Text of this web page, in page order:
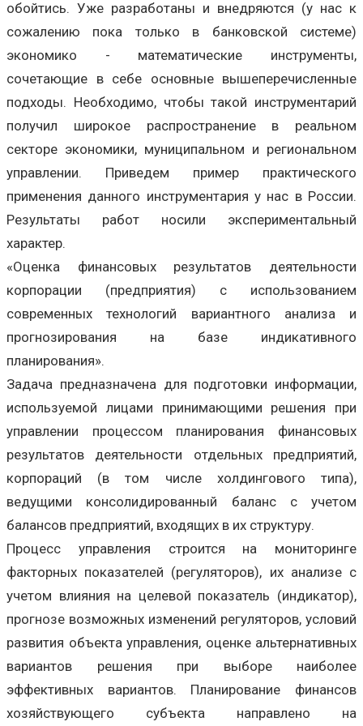
обойтись. Уже разработаны и внедряются (у нас к
сожалению пока только в банковской системе)
экономико - математические инструменты,
сочетающие в себе основные вышеперечисленные
подходы. Необходимо, чтобы такой инструментарий
получил широкое распространение в реальном
секторе экономики, муниципальном и региональном
управлении. Приведем пример практического
применения данного инструментария у нас в России.
Результаты работ носили экспериментальный
характер.
«Оценка финансовых результатов деятельности
корпорации (предприятия) с использованием
современных технологий вариантного анализа и
прогнозирования на базе индикативного
планирования».
Задача предназначена для подготовки информации,
используемой лицами принимающими решения при
управлении процессом планирования финансовых
результатов деятельности отдельных предприятий,
корпораций (в том числе холдингового типа),
ведущими консолидированный баланс с учетом
балансов предприятий, входящих в их структуру.
Процесс управления строится на мониторинге
факторных показателей (регуляторов), их анализе с
учетом влияния на целевой показатель (индикатор),
прогнозе возможных изменений регуляторов, условий
развития объекта управления, оценке альтернативных
вариантов решения при выборе наиболее
эффективных вариантов. Планирование финансов
хозяйствующего субъекта направлено на